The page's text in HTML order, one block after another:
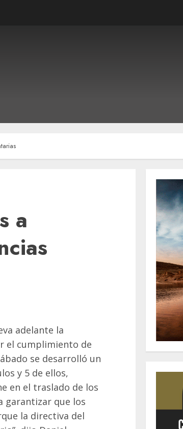
a
adelante la
el cumplimiento de
se desarrolló un
y 5 de ellos,
en el traslado de los
garantizar que los
la directiva del